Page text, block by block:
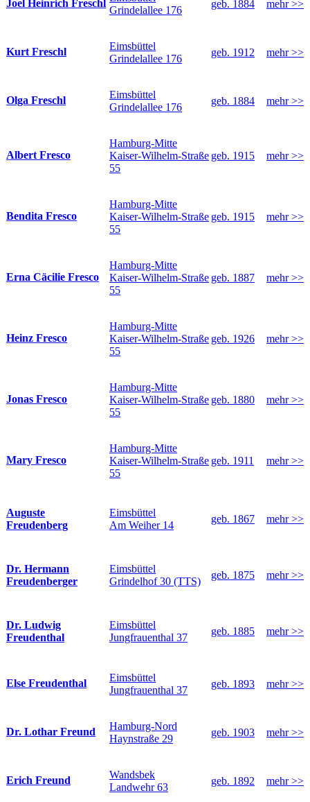
Joel Heinrich Freschl
Grindelallee 176
geb. 1884 mehr >>
Kurt Freschl
Eimsbüttel
Grindelallee 176
geb. 1912 mehr >>
Olga Freschl
Eimsbüttel
Grindelallee 176
geb. 1884 mehr >>
Albert Fresco
Hamburg-Mitte
Kaiser-Wilhelm-Straße
55
geb. 1915 mehr >>
Bendita Fresco
Hamburg-Mitte
Kaiser-Wilhelm-Straße
55
geb. 1915 mehr >>
Erna Cäcilie Fresco
Hamburg-Mitte
Kaiser-Wilhelm-Straße
55
geb. 1887 mehr >>
Heinz Fresco
Hamburg-Mitte
Kaiser-Wilhelm-Straße
55
geb. 1926 mehr >>
Jonas Fresco
Hamburg-Mitte
Kaiser-Wilhelm-Straße
55
geb. 1880 mehr >>
Mary Fresco
Hamburg-Mitte
Kaiser-Wilhelm-Straße
55
geb. 1911 mehr >>
Auguste
Freudenberg
Eimsbüttel
Am Weiher 14
geb. 1867 mehr >>
Dr. Hermann
Freudenberger
Eimsbüttel
Grindelhof 30 (TTS)
geb. 1875 mehr >>
Dr. Ludwig
Freudenthal
Eimsbüttel
Jungfrauenthal 37
geb. 1885 mehr >>
Else Freudenthal
Eimsbüttel
Jungfrauenthal 37
geb. 1893 mehr >>
Dr. Lothar Freund
Hamburg-Nord
Haynstraße 29
geb. 1903 mehr >>
Erich Freund
Wandsbek
Landwehr 63
geb. 1892 mehr >>